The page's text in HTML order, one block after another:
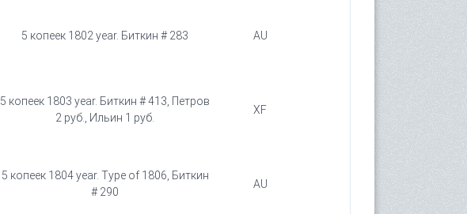
5 копеек 1802 year. Биткин # 283 AU
5 копеек 1803 year. Биткин # 413, Петров
2 руб., Ильин 1 руб.
XF
5 копеек 1804 year. Type of 1806, Биткин
# 290
AU